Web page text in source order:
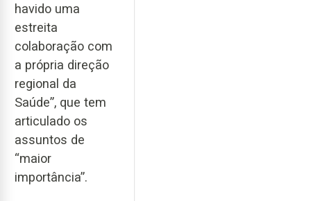
havido uma
estreita
colaboração com
a própria direção
regional da
Saúde”, que tem
articulado os
assuntos de
“maior
importância”.